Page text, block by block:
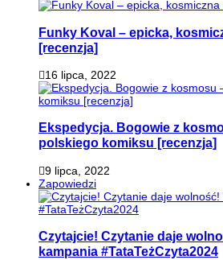
Funky Koval – epicka,
[recenzja]
16 lipca, 2022
Ekspedycja. Bogowie z
polskiego komiksu [recenzja]
9 lipca, 2022
Zapowiedzi
Czytajcie! Czytanie daje
kampania #TataTeżCzyta2024